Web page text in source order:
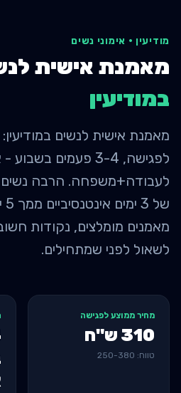
מודיעין · אימוני נשים
מאמנת אישית
במודיעין
לפגישה, 3-4 פעמים
לעבודה+משפחה. הרבה נשים
מאמנים מומלצים, נקודות
לשאול לפני שמתחילים.
מחיר ממוצע לפגישה
310 ש"ח
טווח: 250-380